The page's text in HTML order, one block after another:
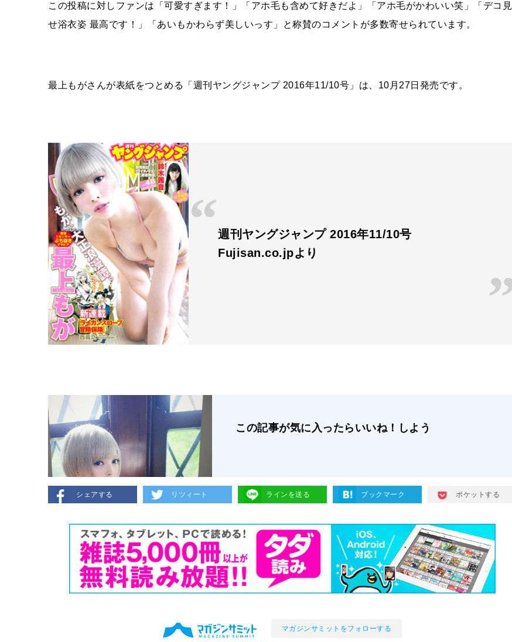
この投稿に対しファンは「可愛すぎます！」「アホ毛も含めて好きだよ」「アホ毛がかわいい笑」「デコ見
せ浴衣姿 最高です！」「あいもかわらず美しいっす」と称賛のコメントが多数寄せられています。
最上もがさんが表紙をつとめる「週刊ヤングジャンプ 2016年11/10号」は、10月27日発売です。
週刊ヤングジャンプ 2016年11/10号
Fujisan.co.jpより
この記事が気に入ったらいいね！しよう
シェアする リツィート ラインを送る ブックマーク ポケットする
マガジンサミットをフォローする